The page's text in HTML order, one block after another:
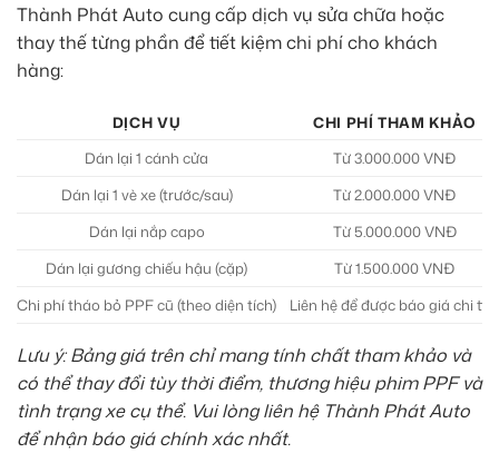
Thành Phát Auto cung cấp dịch vụ sửa chữa hoặc
thay thế từng phần để tiết kiệm chi phí cho khách
hàng:
DỊCH VỤ
CHI PHÍ THAM KHẢO
Dán lại 1 cánh cửa
Từ 3.000.000 VNĐ
Dán lại 1 vè xe (trước/sau)
Từ 2.000.000 VNĐ
Dán lại nắp capo
Từ 5.000.000 VNĐ
Dán lại gương chiếu hậu (cặp)
Từ 1.500.000 VNĐ
Chi phí tháo bỏ PPF cũ (theo diện tích)
Liên hệ để được báo giá chi tiết
Lưu ý: Bảng giá trên chỉ mang tính chất tham khảo và
có thể thay đổi tùy thời điểm, thương hiệu phim PPF và
tình trạng xe cụ thể. Vui lòng liên hệ Thành Phát Auto
để nhận báo giá chính xác nhất.